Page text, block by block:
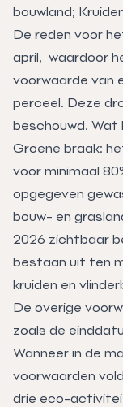
bouwland;
De reden voor
april, waardoor
voorwaarde van
perceel. Deze
beschouwd.
Groene braak:
voor minimaal
opgegeven
bouw- en
2026 zichtbaar
bestaan uit ten
kruiden en
De overige
zoals de
Wanneer in de
voorwaarden
drie eco-